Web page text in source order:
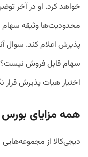
خواهد کرد. او در آخر
محدودیت‌ها وثیقه
پذیرش اعلام کند. سوال
سهام قابل فروش نیست؟
اختیار هیات پذیرش قرار
همه مزایای
دیجی‌کالا از